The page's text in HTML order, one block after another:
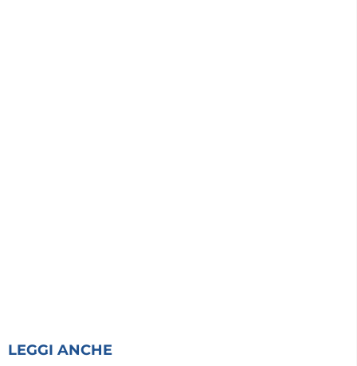
LEGGI ANCHE